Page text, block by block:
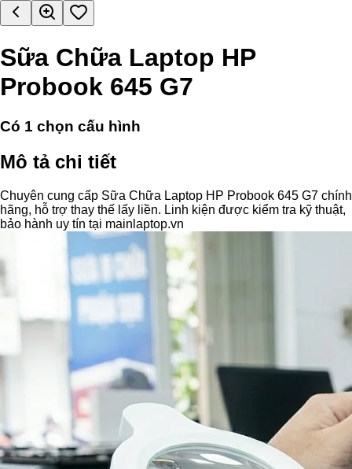
Sữa Chữa Laptop HP
Probook 645 G7
Có 1 chọn cấu hình
Mô tả chi tiết
Chuyên cung cấp Sữa Chữa Laptop HP Probook 645 G7 chính
hãng, hỗ trợ thay thế lấy liền. Linh kiện được kiểm tra kỹ thuật,
bảo hành uy tín tại mainlaptop.vn